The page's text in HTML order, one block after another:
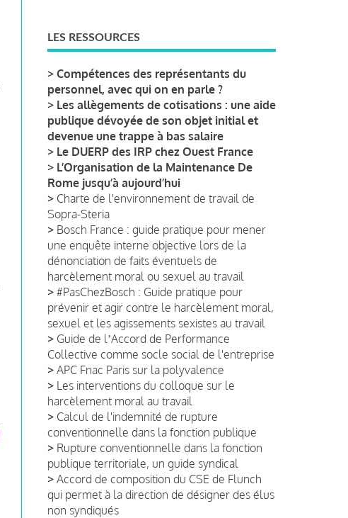
LES RESSOURCES
> Compétences des représentants du
personnel, avec qui on en parle ?
> Les allègements de cotisations : une aide
publique dévoyée de son objet initial et
devenue une trappe à bas salaire
> Le DUERP des IRP chez Ouest France
> L’Organisation de la Maintenance De
Rome jusqu’à aujourd’hui
> Charte de l'environnement de travail de
Sopra-Steria
> Bosch France : guide pratique pour mener
une enquête interne objective lors de la
dénonciation de faits éventuels de
harcèlement moral ou sexuel au travail
> #PasChezBosch : Guide pratique pour
prévenir et agir contre le harcèlement moral,
sexuel et les agissements sexistes au travail
> Guide de lʼAccord de Performance
Collective comme socle social de l'entreprise
> APC Fnac Paris sur la polyvalence
> Les interventions du colloque sur le
harcèlement moral au travail
> Calcul de l'indemnité de rupture
conventionnelle dans la fonction publique
> Rupture conventionnelle dans la fonction
publique territoriale, un guide syndical
> Accord de composition du CSE de Flunch
qui permet à la direction de désigner des élus
non syndiqués